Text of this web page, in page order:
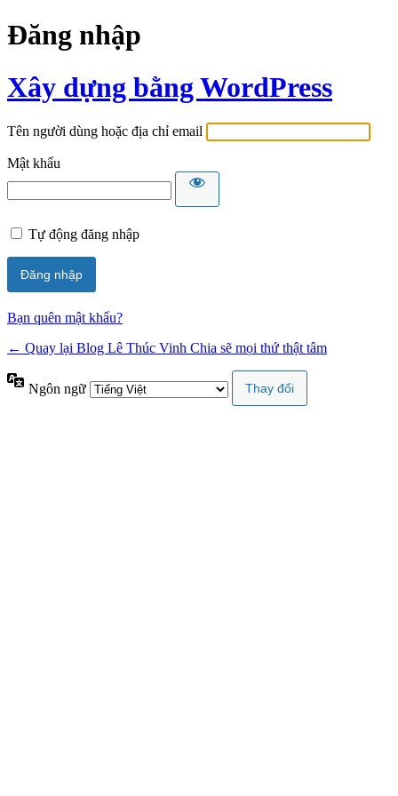
Đăng nhập
Xây dựng bằng WordPress
Tên người dùng hoặc địa chỉ email
Mật khẩu
Tự động đăng nhập
Bạn quên mật khẩu?
← Quay lại Blog Lê Thúc Vinh Chia sẽ mọi thứ thật tâm
Ngôn ngữ